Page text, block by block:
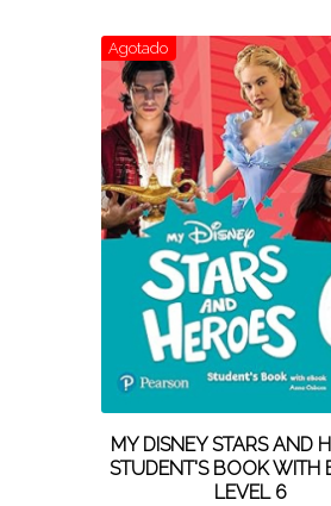
Agotado
MY DISNEY STARS AND
STUDENT'S BOOK WITH
LEVEL 6